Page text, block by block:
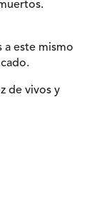
a este mismo
de vivos y